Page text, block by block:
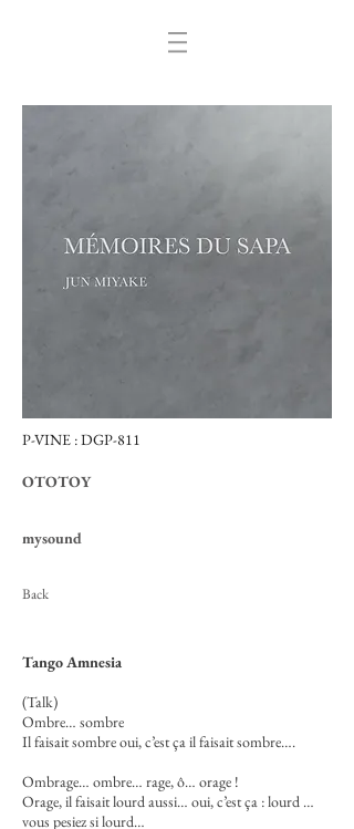
P-VINE : DGP-811
OTOTOY
mysound
Back
Tango Amnesia
(Talk)
Ombre… sombre
Il faisait sombre oui, c’est ça il faisait sombre….
Ombrage… ombre… rage, ô… orage !
Orage, il faisait lourd aussi… oui, c’est ça : lourd …
vous pesiez si lourd…